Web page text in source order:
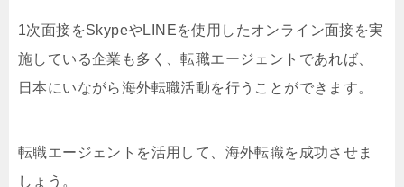
1次面接をSkypeやLINEを使用したオンライン面接を実
施している企業も多く、転職エージェントであれば、
日本にいながら海外転職活動を行うことができます。
転職エージェントを活用して、海外転職を成功させま
しょう。